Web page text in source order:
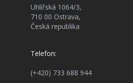
Uhlířská 1064/3,
710 00 Ostrava,
Česká republika
Telefon:
(+420) 733 688 944